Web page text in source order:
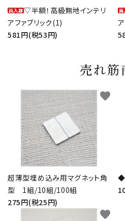
▽半額！高級無地インテリ
アファブリック(1)
581円(税53円)
売れ筋
超薄型埋め込み用マグネット角
型 1組/10組/100組
275円(税25円)
favorite
◆
favorite